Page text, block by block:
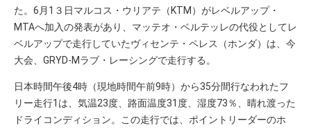
た。6月1３日マルコス・ウリアテ（KTM）がレベルアップ・
MTAへ加入の発表があり、マッテオ・ベルテッレの代役としてレ
ベルアップで走行していたヴィセンテ・ペレス（ホンダ）は、今
大会、GRYD-Mラブ・レーシングで走行する。
日本時間午後4時（現地時間午前9時）から35分間行なわれたフ
リー走行1は、気温23度、路面温度31度、湿度73％、晴れ渡った
ドライコンディション。この走行では、ポイントリーダーのホ